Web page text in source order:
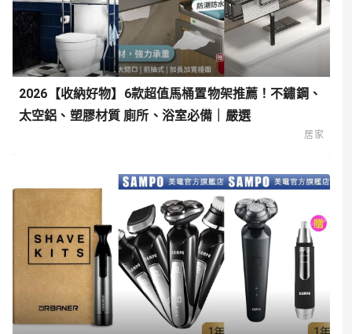
2026【收納好物】6款超值馬桶置物架推薦！不鏽鋼、
太空鋁、塑膠材質 廁所、浴室必備｜嚴選
居家